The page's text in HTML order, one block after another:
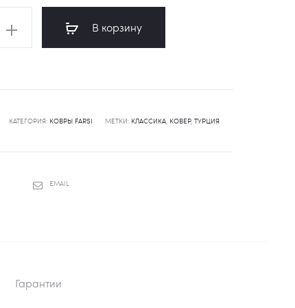
В корзину
КАТЕГОРИЯ: КОВРЫ FARSI МЕТКИ: КЛАССИКА, КОВЕР, ТУРЦИЯ
SHAREEMAIL
Гарантии